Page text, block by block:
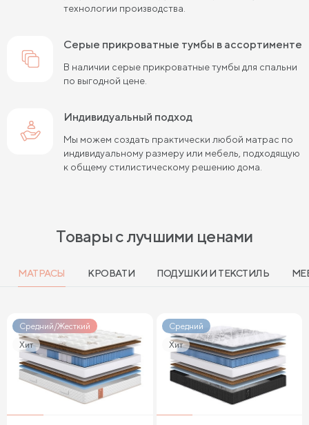
технологии производства.
серые прикроватные тумбы в ассортименте
В наличии серые прикроватные тумбы для спальни
по выгодной цене.
Индивидуальный подход
Мы можем создать практически любой матрас по
индивидуальному размеру или мебель, подходящую
к общему стилистическому решению дома.
Товары с лучшими ценами
МАТРАСЫ КРОВАТИ ПОДУШКИ И ТЕКСТИЛЬ
Средний/Жесткий
Хит
Средний
Хит